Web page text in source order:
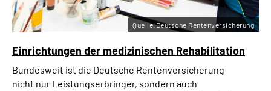
Einrichtungen der medizinischen Rehabilitation
Bundesweit ist die Deutsche Rentenversicherung
nicht nur Leistungserbringer, sondern auch
Quelle:Deutsche Rentenversicherung